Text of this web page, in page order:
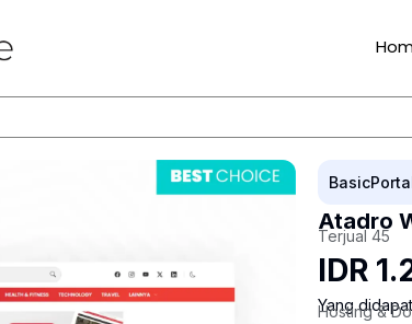
Basic
Atadro
Terjual 45
IDR
Yang
Hosting &